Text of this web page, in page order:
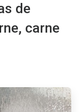
de
carne